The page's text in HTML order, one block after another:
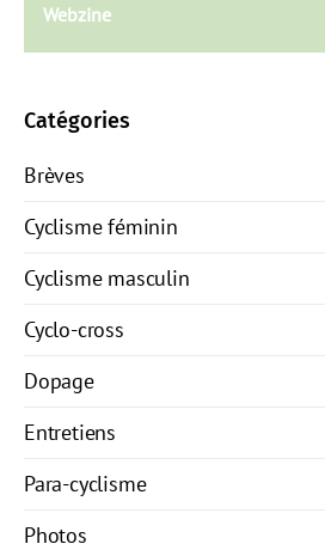
Webzine
Catégories
Brèves
Cyclisme féminin
Cyclisme masculin
Cyclo-cross
Dopage
Entretiens
Para-cyclisme
Photos